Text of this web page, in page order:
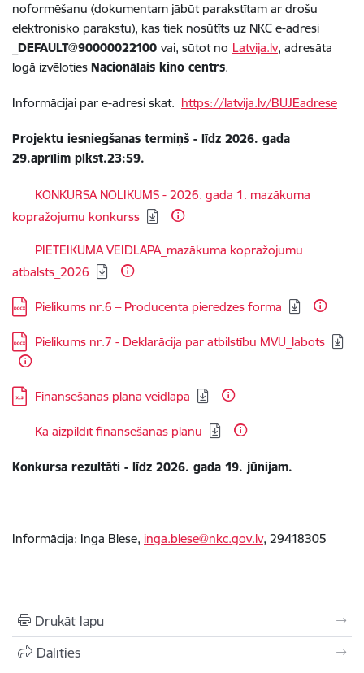
noformēšanu (dokumentam jābūt parakstītam ar drošu
elektronisko parakstu), kas tiek nosūtīts uz NKC e-adresi
_DEFAULT@90000022100 vai, sūtot no Latvija.lv, adresāta
logā izvēloties Nacionālais kino centrs.
Informācijai par e-adresi skat. https://latvija.lv/BUJEadrese
Projektu iesniegšanas termiņš - līdz 2026. gada
29.aprīlim plkst.23:59.
Lejupielādēt:
KONKURSA NOLIKUMS - 2026. gada 1. mazākuma
kopražojumu konkurss
Lejupielādēt:
PIETEIKUMA VEIDLAPA_mazākuma kopražojumu
atbalsts_2026
Lejupielādēt:
Pielikums nr.6 – Producenta pieredzes forma
Lejupielādēt:
Pielikums nr.7 - Deklarācija par atbilstību MVU_labots
Lejupielādēt:
Finansēšanas plāna veidlapa
Lejupielādēt:
Kā aizpildīt finansēšanas plānu
Konkursa rezultāti - līdz 2026. gada 19. jūnijam.
Informācija: Inga Blese, inga.blese@nkc.gov.lv, 29418305
Drukāt lapu
Dalīties